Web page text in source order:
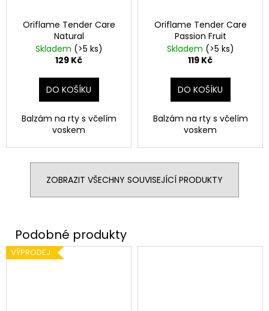
Oriflame Tender Care
Natural
Skladem (>5 ks)
129 Kč
DO KOŠÍKU
Balzám na rty s včelím
voskem
Oriflame Tender Care
Passion Fruit
Skladem (>5 ks)
119 Kč
DO KOŠÍKU
Balzám na rty s včelím
voskem
ZOBRAZIT VŠECHNY SOUVISEJÍCÍ PRODUKTY
VÝPRODEJ